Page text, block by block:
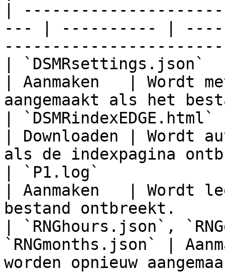
|
--- | ---------- |
| `DSMRsettings.json`
| Aanmaken   | Wordt
aangemaakt als het
| `DSMRindexEDGE.html`
| Downloaden | Wordt
als de indexpagina
| `P1.log`
| Aanmaken   | Wordt
bestand
| `RNGhours.json`,
`RNGmonths.json` |
worden opnieuw